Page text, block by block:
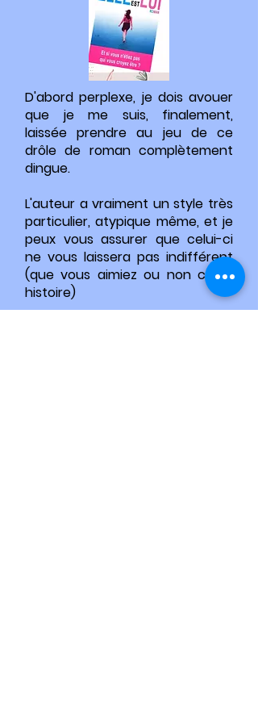
D'abord perplexe, je dois avouer
que je me suis, finalement,
laissée prendre au jeu de ce
drôle de roman complètement
dingue.
L'auteur a vraiment un style très
particulier, atypique même, et je
peux vous assurer que celui-ci
ne vous laissera pas indifférent
(que vous aimiez ou non cette
histoire)